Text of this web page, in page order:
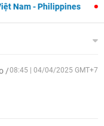
500 ngày
08:45 | 04/04/2025 GMT+7